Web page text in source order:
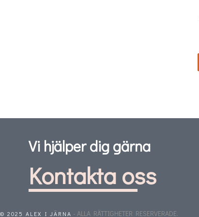
Vi hjälper dig gärna
Kontakta oss
© 2025 ALEX I JÄRNA - ALLA RÄTTIGHETER RESERVERADE.